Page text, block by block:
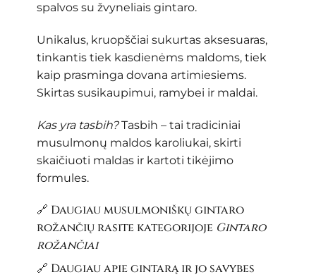
spalvos su žvyneliais gintaro.
Unikalus, kruopščiai sukurtas aksesuaras,
tinkantis tiek kasdienėms maldoms, tiek
kaip prasminga dovana artimiesiems.
Skirtas susikaupimui, ramybei ir maldai.
Kas yra tasbih?Tasbih – tai tradiciniai
musulmonų maldos karoliukai, skirti
skaičiuoti maldas ir kartoti tikėjimo
formules.
🔗 Daugiau musulmoniškų gintaro
rožančių rasite kategorijoje Gintaro
rožančiai
🔗 Daugiau apie gintarą ir jo savybes